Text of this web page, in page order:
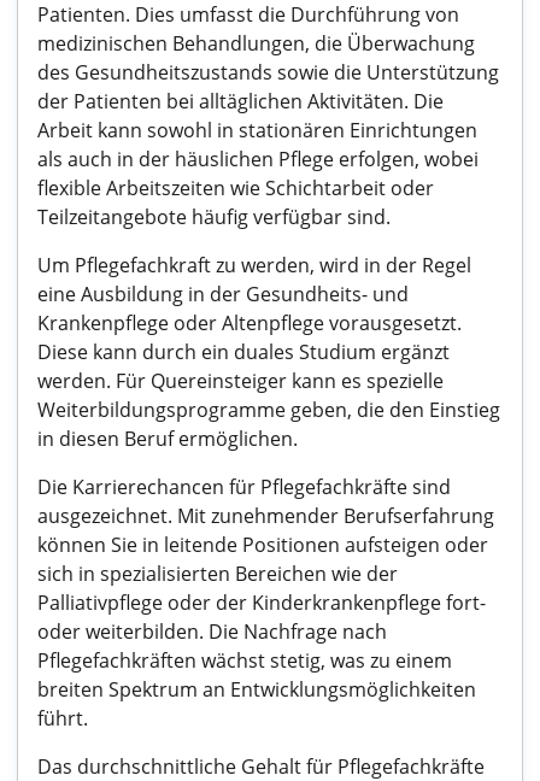
Patienten. Dies umfasst die Durchführung von
medizinischen Behandlungen, die Überwachung
des Gesundheitszustands sowie die Unterstützung
der Patienten bei alltäglichen Aktivitäten. Die
Arbeit kann sowohl in stationären Einrichtungen
als auch in der häuslichen Pflege erfolgen, wobei
flexible Arbeitszeiten wie Schichtarbeit oder
Teilzeitangebote häufig verfügbar sind.
Um Pflegefachkraft zu werden, wird in der Regel
eine Ausbildung in der Gesundheits- und
Krankenpflege oder Altenpflege vorausgesetzt.
Diese kann durch ein duales Studium ergänzt
werden. Für Quereinsteiger kann es spezielle
Weiterbildungsprogramme geben, die den Einstieg
in diesen Beruf ermöglichen.
Die Karrierechancen für Pflegefachkräfte sind
ausgezeichnet. Mit zunehmender Berufserfahrung
können Sie in leitende Positionen aufsteigen oder
sich in spezialisierten Bereichen wie der
Palliativpflege oder der Kinderkrankenpflege fort-
oder weiterbilden. Die Nachfrage nach
Pflegefachkräften wächst stetig, was zu einem
breiten Spektrum an Entwicklungsmöglichkeiten
führt.
Das durchschnittliche Gehalt für Pflegefachkräfte